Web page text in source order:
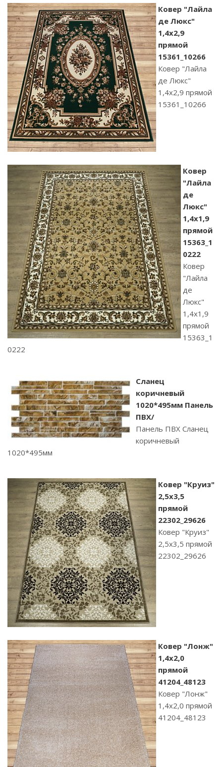
Ковер "Лайла
де Люкс"
1,4х2,9
прямой
15361_10266
Ковер "Лайла
де Люкс"
1,4х2,9 прямой
15361_10266
Ковер
"Лайла
де
Люкс"
1,4х1,9
прямой
15363_1
0222
Ковер
"Лайла
де
Люкс"
1,4х1,9
прямой
15363_1
0222
Сланец
коричневый
1020*495мм Панель
ПВХ/
Панель ПВХ Сланец
коричневый
1020*495мм
Ковер "Круиз"
2,5х3,5
прямой
22302_29626
Ковер "Круиз"
2,5х3,5 прямой
22302_29626
Ковер "Лонж"
1,4х2,0
прямой
41204_48123
Ковер "Лонж"
1,4х2,0 прямой
41204_48123